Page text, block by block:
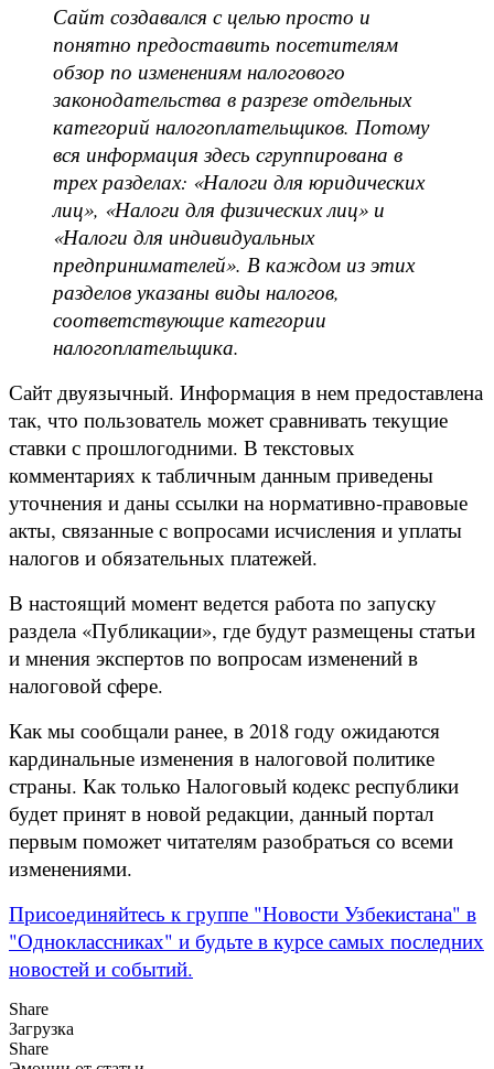
Сайт создавался с целью просто и
понятно предоставить посетителям
обзор по изменениям налогового
законодательства в разрезе отдельных
категорий налогоплательщиков. Потому
вся информация здесь сгруппирована в
трех разделах: «Налоги для юридических
лиц», «Налоги для физических лиц» и
«Налоги для индивидуальных
предпринимателей». В каждом из этих
разделов указаны виды налогов,
соответствующие категории
налогоплательщика.
Сайт двуязычный. Информация в нем предоставлена
так, что пользователь может сравнивать текущие
ставки с прошлогодними. В текстовых
комментариях к табличным данным приведены
уточнения и даны ссылки на нормативно-правовые
акты, связанные с вопросами исчисления и уплаты
налогов и обязательных платежей.
В настоящий момент ведется работа по запуску
раздела «Публикации», где будут размещены статьи
и мнения экспертов по вопросам изменений в
налоговой сфере.
Как мы сообщали ранее, в 2018 году ожидаются
кардинальные изменения в налоговой политике
страны. Как только Налоговый кодекс республики
будет принят в новой редакции, данный портал
первым поможет читателям разобраться со всеми
изменениями.
Присоединяйтесь к группе "Новости Узбекистана" в
"Одноклассниках" и будьте в курсе самых последних
новостей и событий.
Share
Загрузка
Share